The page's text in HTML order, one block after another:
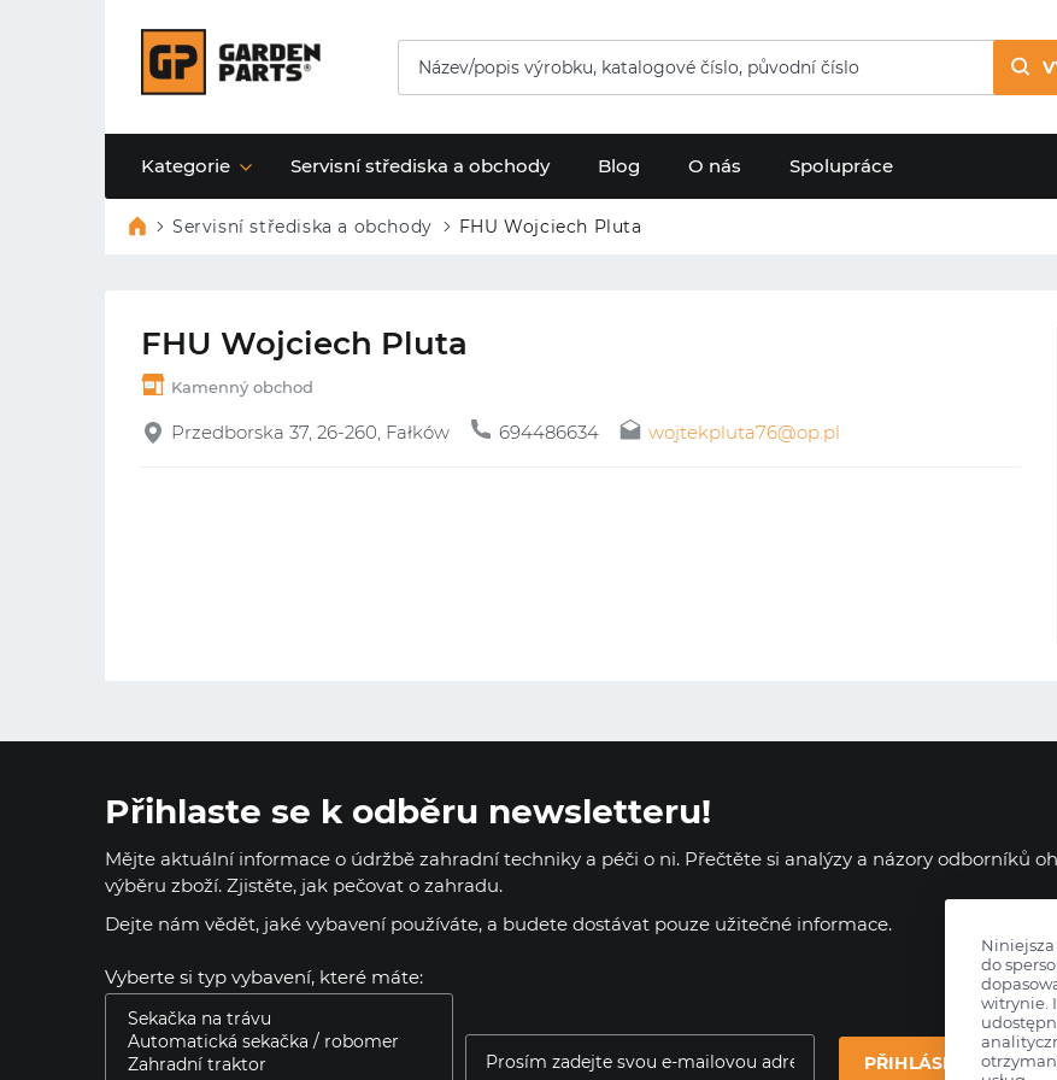
Kategorie Servisní střediska a obchody Blog O nás Spolupráce
Servisní střediska a obchody FHU Wojciech Pluta
FHU Wojciech Pluta
Kamenný obchod
Przedborska 37, 26-260, Fałków 694486634 wojtekpluta76@op.pl
Přihlaste se k odběru newsletteru!
Mějte aktuální informace o údržbě zahradní techniky a péči o ni. Přečtěte si analýzy a názory odborníků
výběru zboží. Zjistěte, jak pečovat o zahradu.
Dejte nám vědět, jaké vybavení používáte, a budete dostávat pouze užitečné informace.
Vyberte si typ vybavení, které máte:
PŘIHLÁSIT SE
do
witrynie.